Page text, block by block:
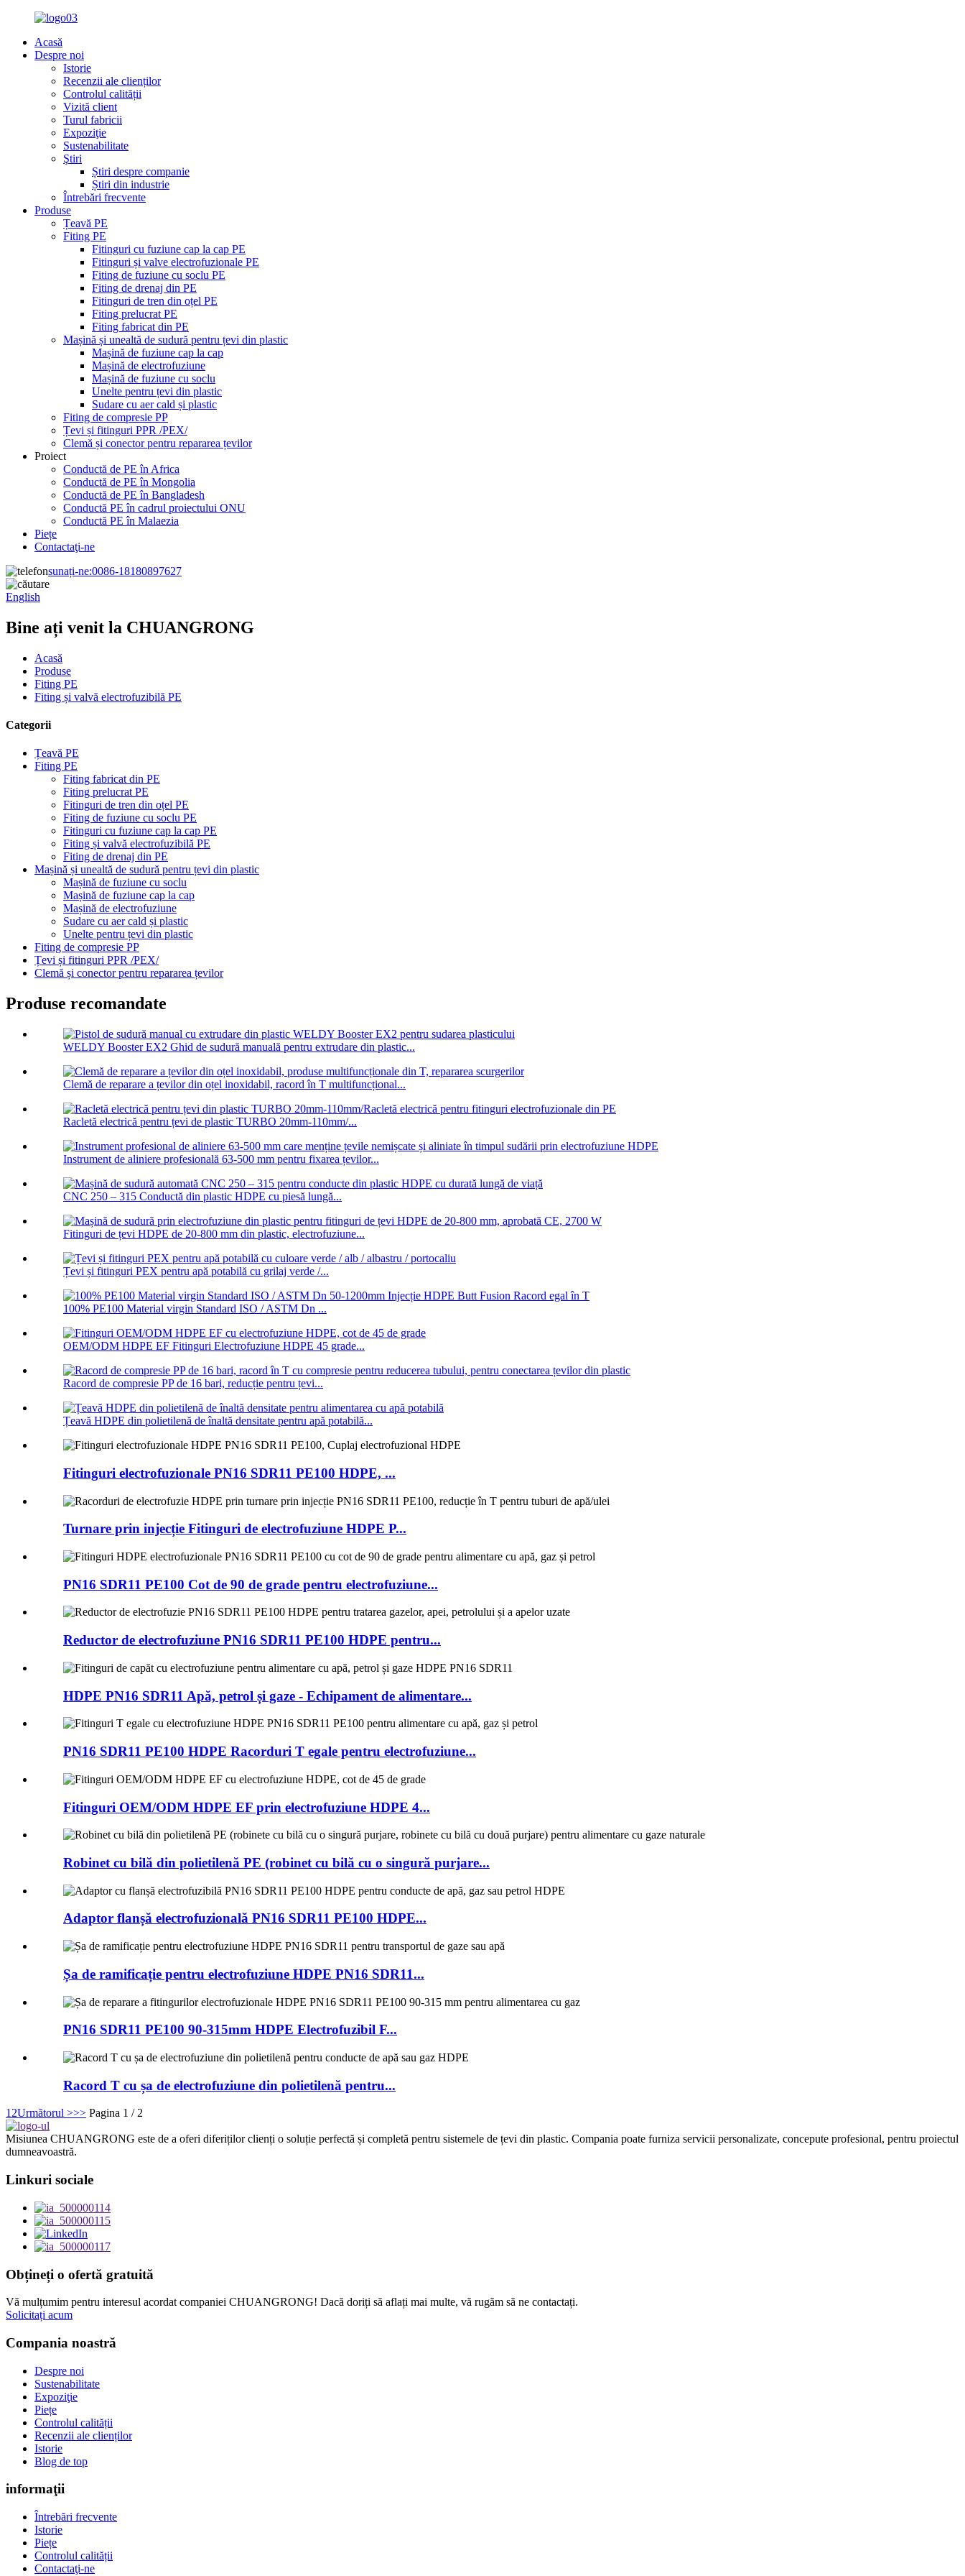
Acasă
Despre noi
Istorie
Recenzii ale clienților
Controlul calității
Vizită client
Turul fabricii
Expoziţie
Sustenabilitate
Ştiri
Știri despre companie
Știri din industrie
Întrebări frecvente
Produse
Țeavă PE
Fiting PE
Fitinguri cu fuziune cap la cap PE
Fitinguri și valve electrofuzionale PE
Fiting de fuziune cu soclu PE
Fiting de drenaj din PE
Fitinguri de tren din oțel PE
Fiting prelucrat PE
Fiting fabricat din PE
Mașină și unealtă de sudură pentru țevi din plastic
Mașină de fuziune cap la cap
Mașină de electrofuziune
Mașină de fuziune cu soclu
Unelte pentru țevi din plastic
Sudare cu aer cald și plastic
Fiting de compresie PP
Țevi și fitinguri PPR /PEX/
Clemă și conector pentru repararea țevilor
Proiect
Conductă de PE în Africa
Conductă de PE în Mongolia
Conductă de PE în Bangladesh
Conductă PE în cadrul proiectului ONU
Conductă PE în Malaezia
Piețe
Contactaţi-ne
sunați-ne:0086-18180897627
English
Bine ați venit la CHUANGRONG
Acasă
Produse
Fiting PE
Fiting și valvă electrofuzibilă PE
Categorii
Țeavă PE
Fiting PE
Fiting fabricat din PE
Fiting prelucrat PE
Fitinguri de tren din oțel PE
Fiting de fuziune cu soclu PE
Fitinguri cu fuziune cap la cap PE
Fiting și valvă electrofuzibilă PE
Fiting de drenaj din PE
Mașină și unealtă de sudură pentru țevi din plastic
Mașină de fuziune cu soclu
Mașină de fuziune cap la cap
Mașină de electrofuziune
Sudare cu aer cald și plastic
Unelte pentru țevi din plastic
Fiting de compresie PP
Țevi și fitinguri PPR /PEX/
Clemă și conector pentru repararea țevilor
Produse recomandate
WELDY Booster EX2 Ghid de sudură manuală pentru extrudare din plastic...
Clemă de reparare a țevilor din oțel inoxidabil, racord în T multifuncțional...
Racletă electrică pentru țevi de plastic TURBO 20mm-110mm/...
Instrument de aliniere profesională 63-500 mm pentru fixarea țevilor...
CNC 250 – 315 Conductă din plastic HDPE cu piesă lungă...
Fitinguri de țevi HDPE de 20-800 mm din plastic, electrofuziune...
Țevi și fitinguri PEX pentru apă potabilă cu grilaj verde /...
100% PE100 Material virgin Standard ISO / ASTM Dn ...
OEM/ODM HDPE EF Fitinguri Electrofuziune HDPE 45 grade...
Racord de compresie PP de 16 bari, reducție pentru țevi...
Țeavă HDPE din polietilenă de înaltă densitate pentru apă potabilă...
Fitinguri electrofuzionale PN16 SDR11 PE100 HDPE, ...
Turnare prin injecție Fitinguri de electrofuziune HDPE P...
PN16 SDR11 PE100 Cot de 90 de grade pentru electrofuziune...
Reductor de electrofuziune PN16 SDR11 PE100 HDPE pentru...
HDPE PN16 SDR11 Apă, petrol și gaze - Echipament de alimentare...
PN16 SDR11 PE100 HDPE Racorduri T egale pentru electrofuziune...
Fitinguri OEM/ODM HDPE EF prin electrofuziune HDPE 4...
Robinet cu bilă din polietilenă PE (robinet cu bilă cu o singură purjare...
Adaptor flanșă electrofuzională PN16 SDR11 PE100 HDPE...
Șa de ramificație pentru electrofuziune HDPE PN16 SDR11...
PN16 SDR11 PE100 90-315mm HDPE Electrofuzibil F...
Racord T cu șa de electrofuziune din polietilenă pentru...
12Următorul >>> Pagina 1 / 2
Misiunea CHUANGRONG este de a oferi diferiților clienți o soluție perfectă și completă pentru sistemele de țevi din plastic. Compania poate furniza servicii personalizate, concepute profesional, pentru proiectul
dumneavoastră.
Linkuri sociale
Obțineți o ofertă gratuită
Vă mulțumim pentru interesul acordat companiei CHUANGRONG! Dacă doriți să aflați mai multe, vă rugăm să ne contactați.
Solicitați acum
Compania noastră
Despre noi
Sustenabilitate
Expoziţie
Piețe
Controlul calității
Recenzii ale clienților
Istorie
Blog de top
informaţii
Întrebări frecvente
Istorie
Piețe
Controlul calității
Contactaţi-ne